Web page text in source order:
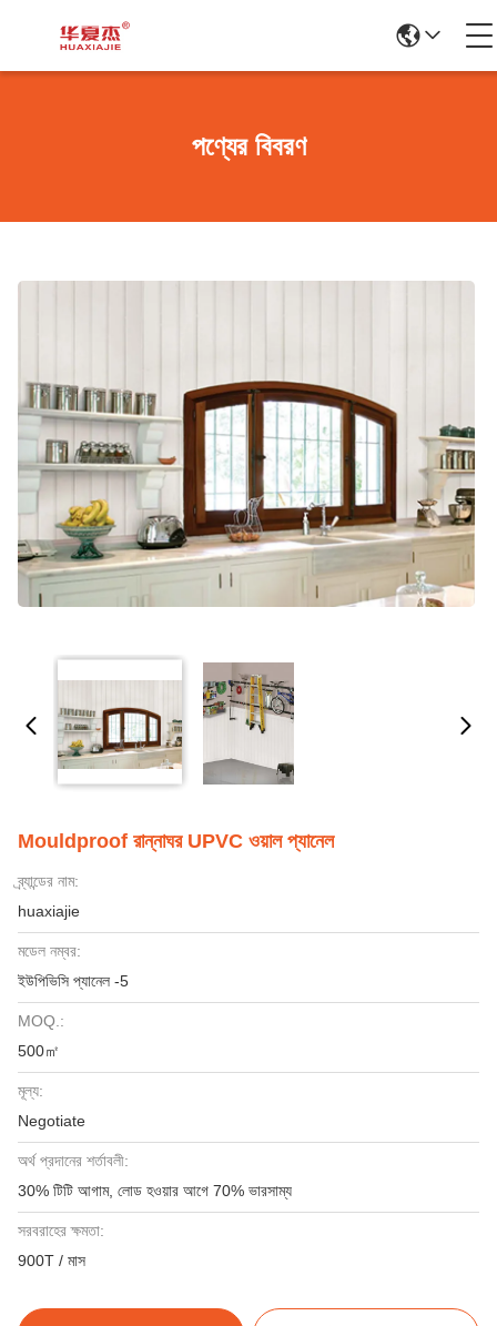
পণ্যের বিবরণ
Mouldproof রান্নাঘর UPVC ওয়াল প্যানেল
ব্র্যান্ডের নাম:
huaxiajie
মডেল নম্বর:
ইউপিভিসি প্যানেল -5
MOQ.:
500㎡
মূল্য:
Negotiate
অর্থ প্রদানের শর্তাবলী:
30% টিটি আগাম, লোড হওয়ার আগে 70% ভারসাম্য
সরবরাহের ক্ষমতা:
900T / মাস